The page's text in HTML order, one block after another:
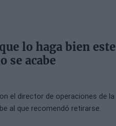
lo haga bien este
se acabe
el director de operaciones de la
al que recomendó retirarse.